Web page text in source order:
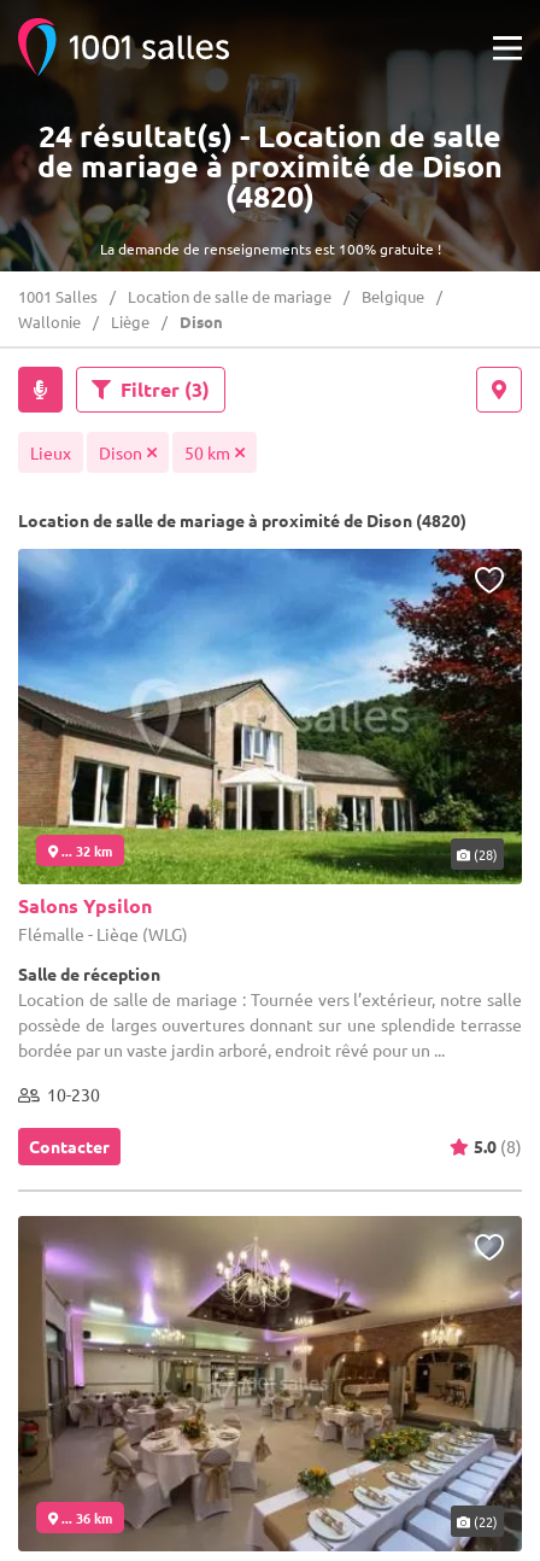
La demande de renseignements est 100% gratuite !
24 résultat(s) - Location de salle
de mariage à proximité de Dison
(4820)
1001 Salles Location de salle de mariage
Belgique
Wallonie
Liège Dison
Filtrer (3)
Lieux Dison 50 km
Location de salle de mariage à proximité de Dison (4820)
... 32 km (28)
Salons Ypsilon
Flémalle - Liège (WLG)
Salle de réception
Location de salle de mariage : Tournée vers l’extérieur, notre salle
possède de larges ouvertures donnant sur une splendide terrasse
bordée par un vaste jardin arboré, endroit rêvé pour un ...
10-230
Contacter 5.0 (8)
... 36 km (22)